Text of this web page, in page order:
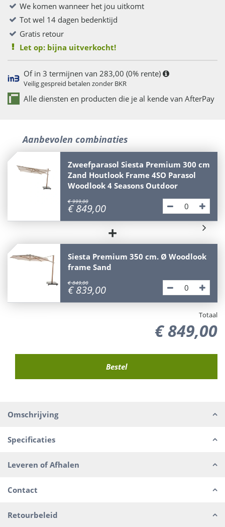
We komen wanneer het jou uitkomt
Tot wel 14 dagen bedenktijd
Gratis retour
Let op: bijna uitverkocht!
Of in 3 termijnen van 283,00 (0% rente)
Veilig gespreid betalen zonder BKR
Alle diensten en producten die je al kende van AfterPay
Aanbevolen combinaties
Zweefparasol Siesta Premium 300 cm
Zand Houtlook Frame 4SO Parasol
Woodlook 4 Seasons Outdoor
€ 999,00
€ 849,00
+
Siesta Premium 350 cm. Ø Woodlook
frame Sand
€ 849,00
€ 839,00
Totaal
€ 849,00
Omschrijving
Specificaties
Leveren of Afhalen
Contact
Retourbeleid